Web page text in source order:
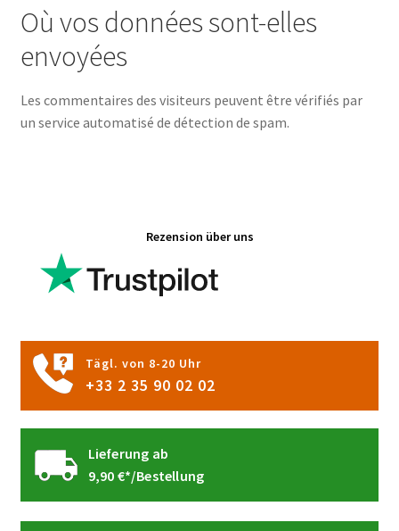
Où vos données sont-elles
envoyées
Les commentaires des visiteurs peuvent être vérifiés par
un service automatisé de détection de spam.
Rezension über uns
Tägl. von 8-20 Uhr
+33 2 35 90 02 02
Lieferung ab
9,90 €*/Bestellung